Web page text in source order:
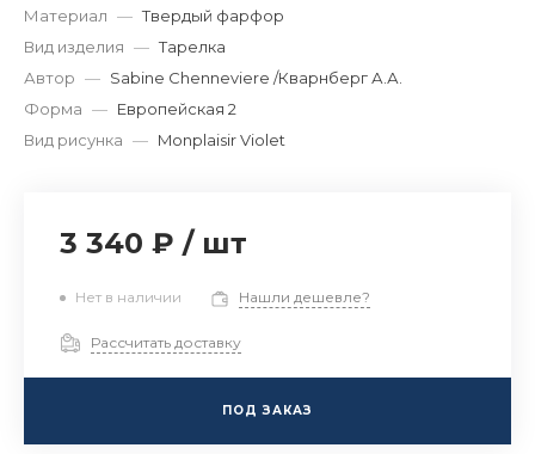
Материал — Твердый фарфор
Вид изделия — Тарелка
Автор — Sabine Chenneviere /Кварнберг А.А.
Форма — Европейская 2
Вид рисунка — Monplaisir Violet
3 340 ₽ / шт
Нет в наличии Нашли дешевле?
Рассчитать доставку
ПОД ЗАКАЗ